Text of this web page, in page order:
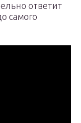
ответит
самого